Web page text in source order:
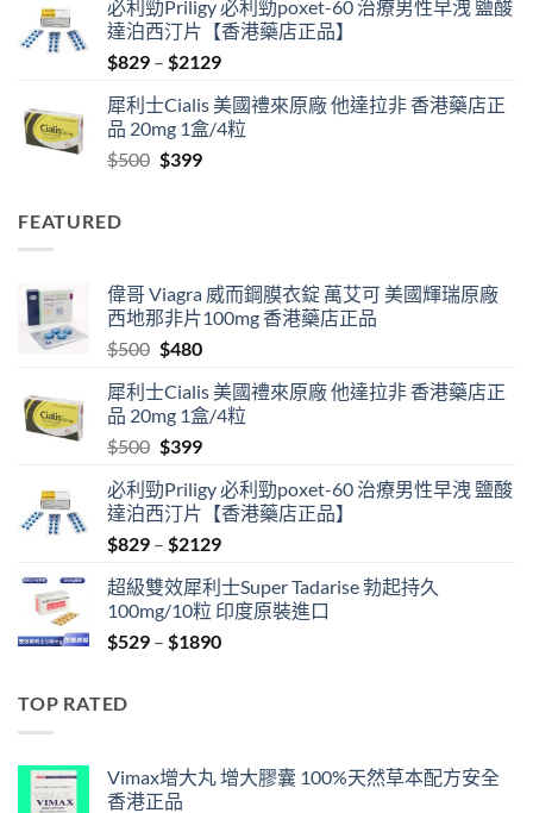
was:
$500.
is:
$480.
必利勁Priligy 必利勁poxet-60 治療男性早洩 鹽酸
達泊西汀片【香港藥店正品】
$829 – $2129Price
$829
through
犀利士Cialis 美國禮來原廠 他達拉非 香港藥店正
品 20mg 1盒/4粒
$500 Original
$399Current
FEATURED
偉哥 Viagra 威而鋼膜衣錠 萬艾可 美國輝瑞原廠
西地那非片100mg 香港藥店正品
$500 Original
was:
$500.
$480Current
is:
$480.
犀利士Cialis 美國禮來原廠 他達拉非 香港藥店正
品 20mg 1盒/4粒
$500 Original
was:
$500.
$399Current
is:
$399.
必利勁Priligy 必利勁poxet-60 治療男性早洩 鹽酸
達泊西汀片【香港藥店正品】
$829 – $2129Price
$829
through
$2129
超級雙效犀利士Super Tadarise 勃起持久
100mg/10粒 印度原裝進口
$529 – $1890Price
TOP RATED
Vimax增大丸 增大膠囊 100%天然草本配方安全
香港正品